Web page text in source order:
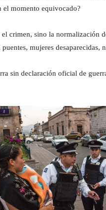
el momento equivocado?
crimen, sino la normalización
mujeres desaparecidas,
sin declaración oficial de